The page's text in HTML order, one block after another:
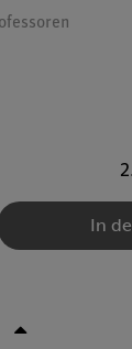
In